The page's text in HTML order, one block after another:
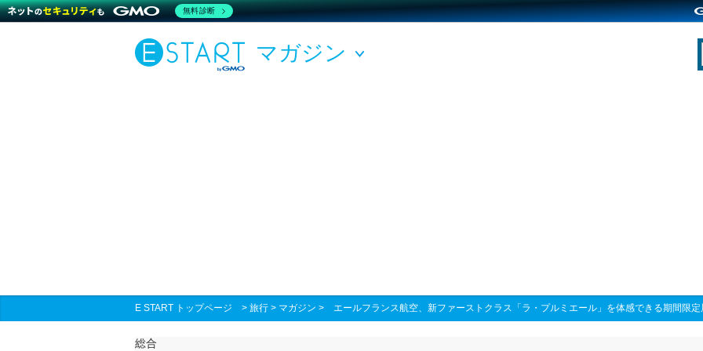
マガジン
E START トップページ > 旅行 > マガジン > エールフランス航空、新ファーストクラス「ラ・プルミエール」を体感できる期間限定
総合
無料診断